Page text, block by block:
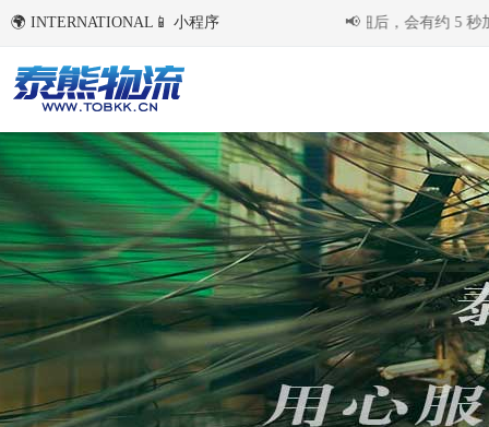
🌍 INTERNATIONAL 📱 小程序 📢
国内环境下首次点击右侧语言切换按钮后，会有约 5 秒加